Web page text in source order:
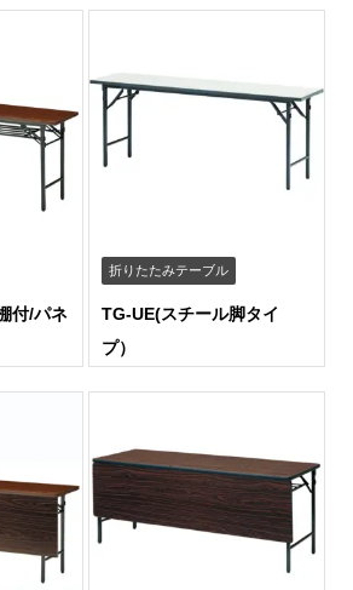
付/パネ
折りたたみテーブル
TG-UE(スチール脚タイ
プ）